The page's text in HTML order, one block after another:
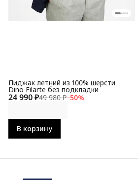
24 990 ₽49 980 ₽−50%
Пиджак летний из 100% шерсти
Dino Filarte без подкладки
В корзину